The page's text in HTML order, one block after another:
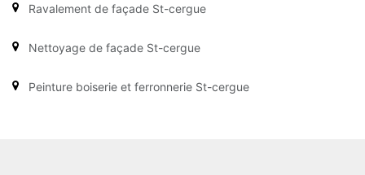
Ravalement de façade St-cergue
Nettoyage de façade St-cergue
Peinture boiserie et ferronnerie St-cergue